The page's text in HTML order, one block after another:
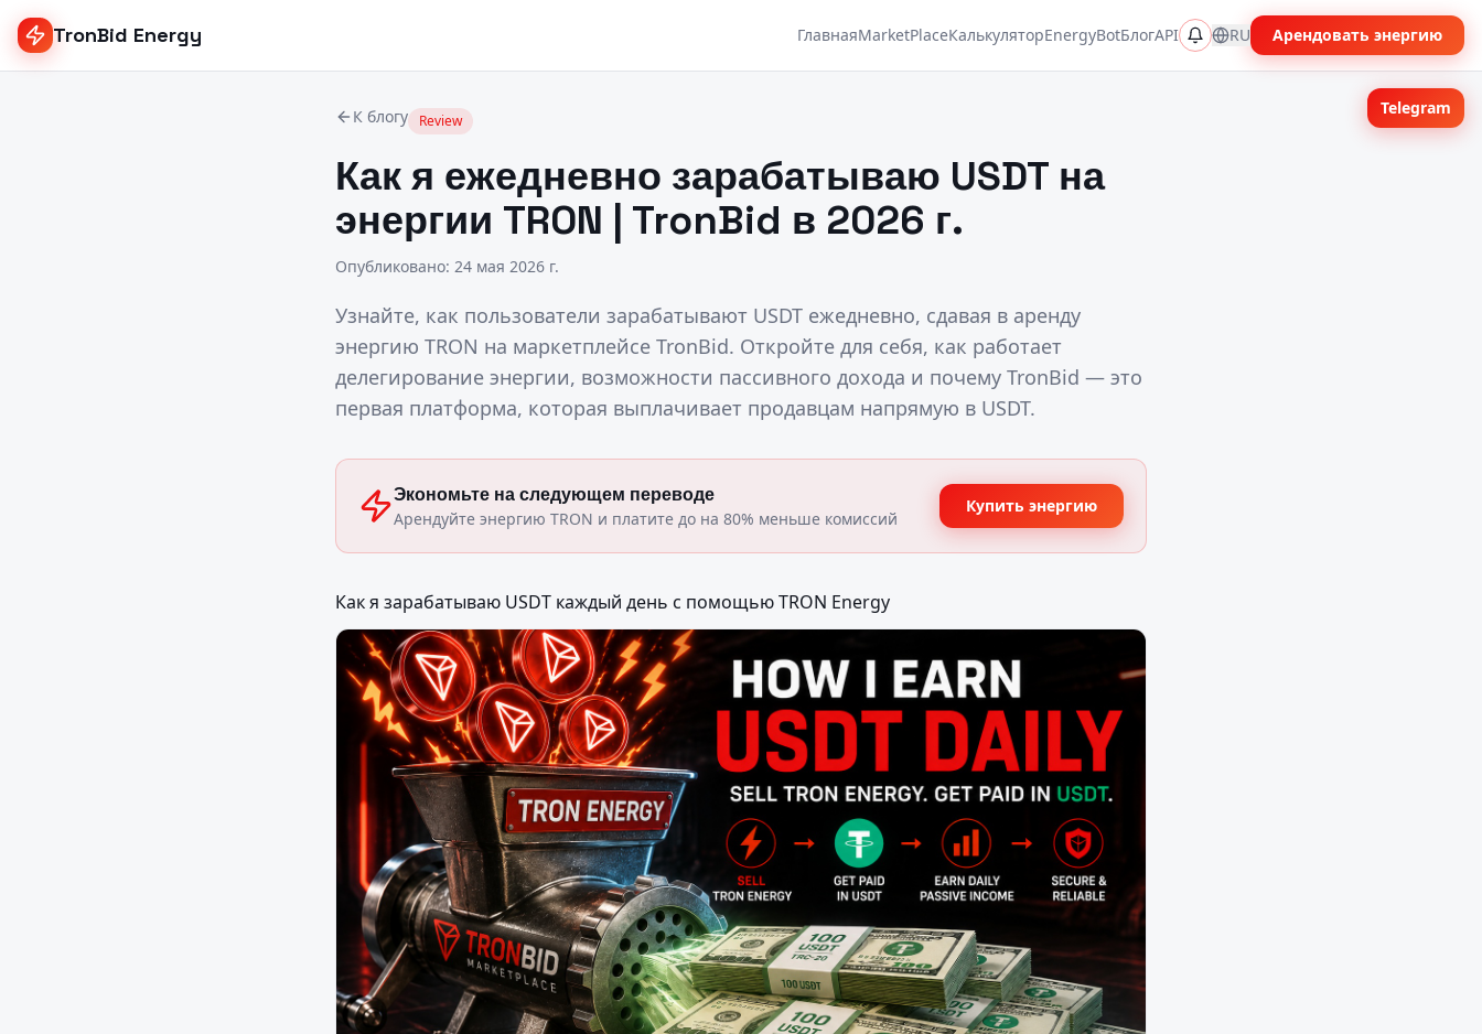
TronBid Energy ГлавнаяMarketPlaceКалькуляторEnergyBotБлогAPI RU Арендовать энергию
К блогу Review
Как я ежедневно зарабатываю USDT на
энергии TRON | TronBid в 2026 г.
Опубликовано: 24 мая 2026 г.
Узнайте, как пользователи зарабатывают USDT ежедневно, сдавая в аренду
энергию TRON на маркетплейсе TronBid. Откройте для себя, как работает
делегирование энергии, возможности пассивного дохода и почему TronBid — это
первая платформа, которая выплачивает продавцам напрямую в USDT.
Экономьте на следующем переводе
Арендуйте энергию TRON и платите до на 80% меньше комиссий
Купить энергию
Как я зарабатываю USDT каждый день с помощью TRON Energy
Telegram